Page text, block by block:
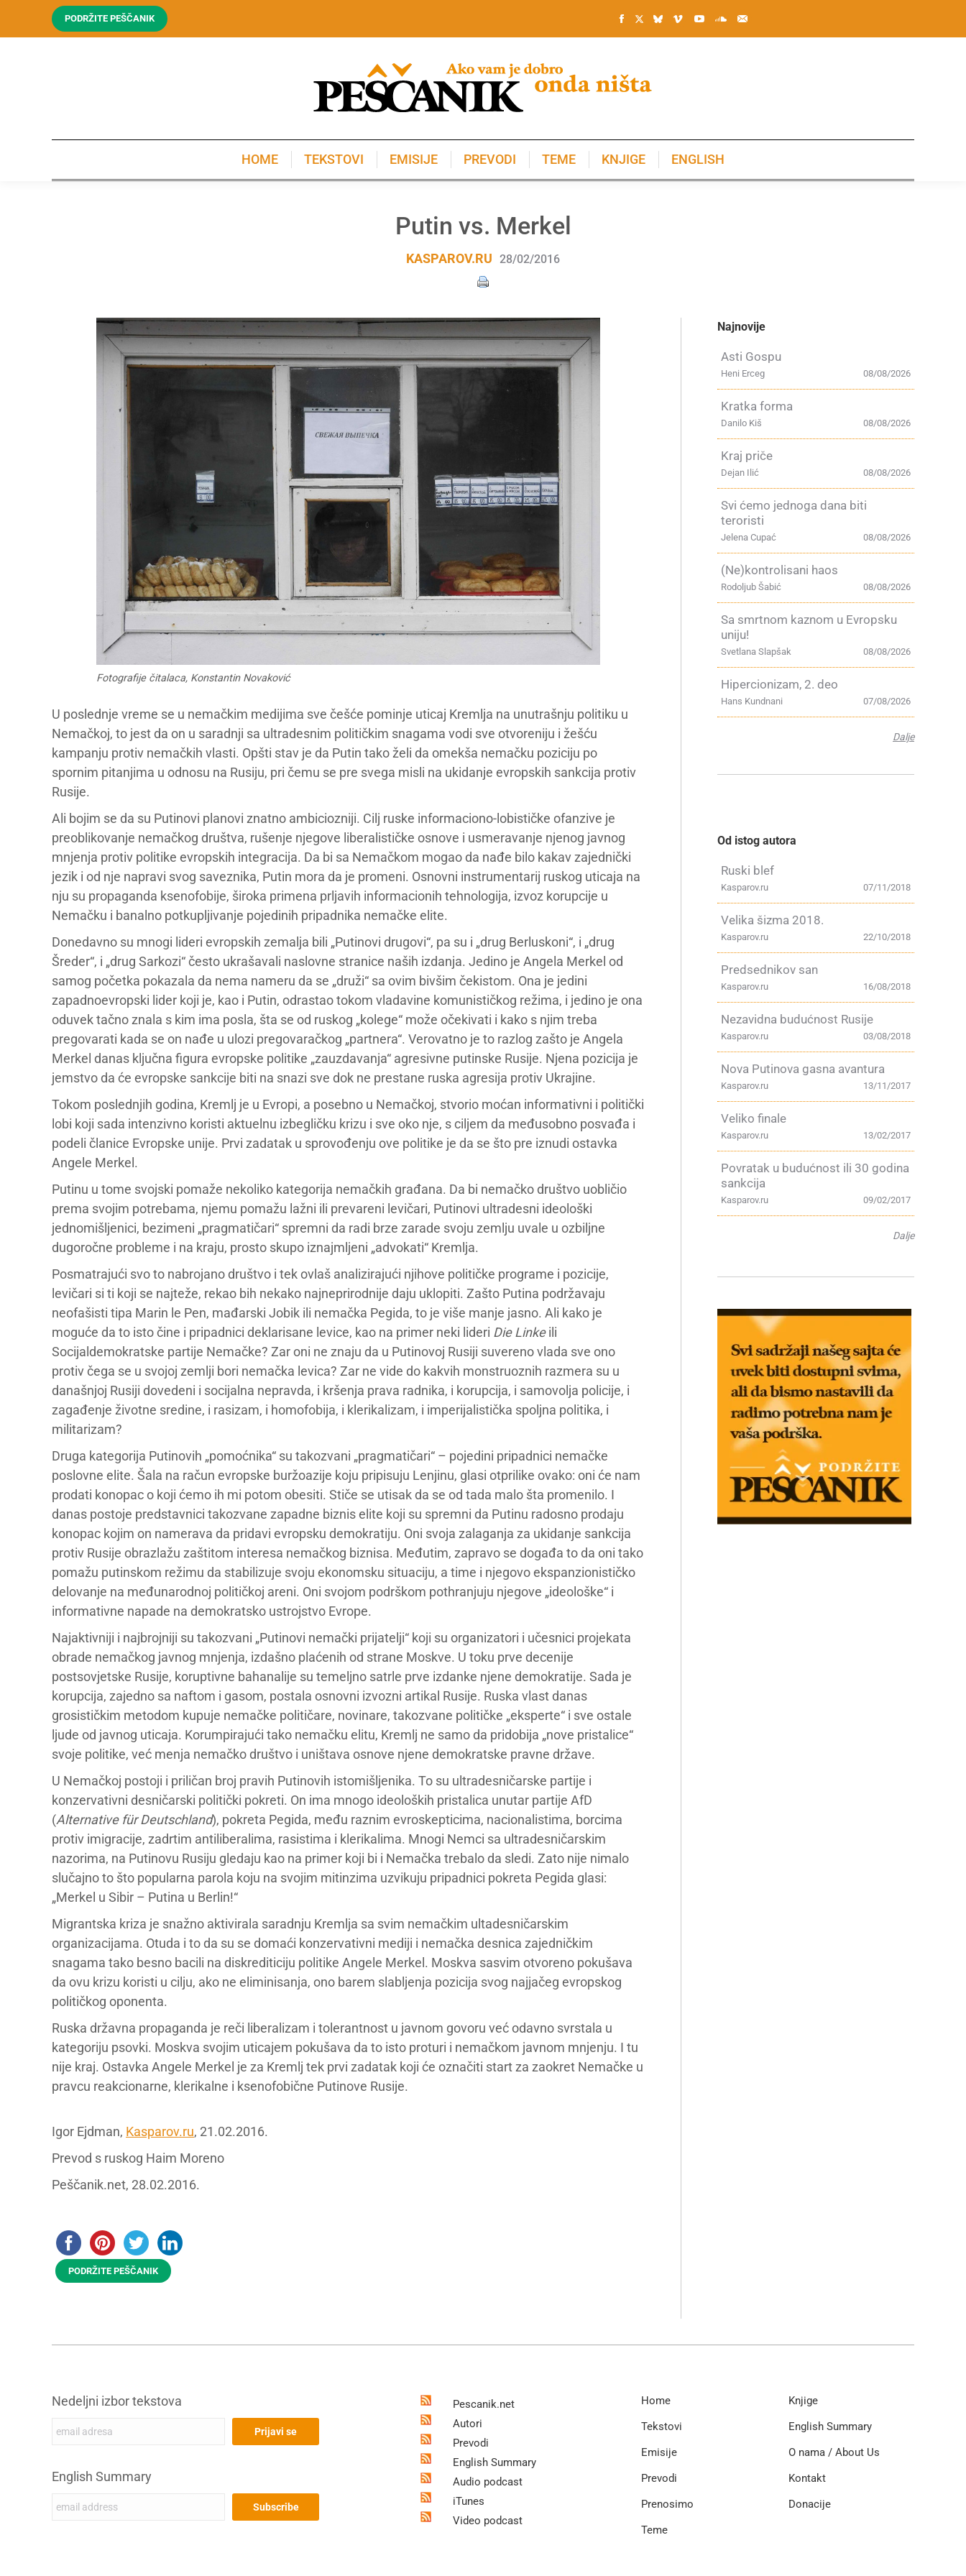
PODRŽITE PEŠČANIK
HOME TEKSTOVI EMISIJE PREVODI TEME KNJIGE ENGLISH
Putin vs. Merkel
KASPAROV.RU 28/02/2016
Fotografije čitalaca, Konstantin Novaković
U poslednje vreme se u nemačkim medijima sve češće pominje uticaj Kremlja na unutrašnju politiku u
Nemačkoj, to jest da on u saradnji sa ultradesnim političkim snagama vodi sve otvoreniju i žešću
kampanju protiv nemačkih vlasti. Opšti stav je da Putin tako želi da omekša nemačku poziciju po
spornim pitanjima u odnosu na Rusiju, pri čemu se pre svega misli na ukidanje evropskih sankcija protiv
Rusije.
Ali bojim se da su Putinovi planovi znatno ambiciozniji. Cilj ruske informaciono-lobističke ofanzive je
preoblikovanje nemačkog društva, rušenje njegove liberalističke osnove i usmeravanje njenog javnog
mnjenja protiv politike evropskih integracija. Da bi sa Nemačkom mogao da nađe bilo kakav zajednički
jezik i od nje napravi svog saveznika, Putin mora da je promeni. Osnovni instrumentarij ruskog uticaja na
nju su propaganda ksenofobije, široka primena prljavih informacionih tehnologija, izvoz korupcije u
Nemačku i banalno potkupljivanje pojedinih pripadnika nemačke elite.
Donedavno su mnogi lideri evropskih zemalja bili „Putinovi drugovi“, pa su i „drug Berluskoni“, i „drug
Šreder“, i „drug Sarkozi“ često ukrašavali naslovne stranice naših izdanja. Jedino je Angela Merkel od
samog početka pokazala da nema nameru da se „druži“ sa ovim bivšim čekistom. Ona je jedini
zapadnoevropski lider koji je, kao i Putin, odrastao tokom vladavine komunističkog režima, i jedino je ona
oduvek tačno znala s kim ima posla, šta se od ruskog „kolege“ može očekivati i kako s njim treba
pregovarati kada se on nađe u ulozi pregovaračkog „partnera“. Verovatno je to razlog zašto je Angela
Merkel danas ključna figura evropske politike „zauzdavanja“ agresivne putinske Rusije. Njena pozicija je
jemstvo da će evropske sankcije biti na snazi sve dok ne prestane ruska agresija protiv Ukrajine.
Tokom poslednjih godina, Kremlj je u Evropi, a posebno u Nemačkoj, stvorio moćan informativni i politički
lobi koji sada intenzivno koristi aktuelnu izbegličku krizu i sve oko nje, s ciljem da međusobno posvađa i
podeli članice Evropske unije. Prvi zadatak u sprovođenju ove politike je da se što pre iznudi ostavka
Angele Merkel.
Putinu u tome svojski pomaže nekoliko kategorija nemačkih građana. Da bi nemačko društvo uobličio
prema svojim potrebama, njemu pomažu lažni ili prevareni levičari, Putinovi ultradesni ideološki
jednomišljenici, bezimeni „pragmatičari“ spremni da radi brze zarade svoju zemlju uvale u ozbiljne
dugoročne probleme i na kraju, prosto skupo iznajmljeni „advokati“ Kremlja.
Posmatrajući svo to nabrojano društvo i tek ovlaš analizirajući njihove političke programe i pozicije,
levičari si ti koji se najteže, rekao bih nekako najneprirodnije daju uklopiti. Zašto Putina podržavaju
neofašisti tipa Marin le Pen, mađarski Jobik ili nemačka Pegida, to je više manje jasno. Ali kako je
moguće da to isto čine i pripadnici deklarisane levice, kao na primer neki lideri Die Linkeili
Socijaldemokratske partije Nemačke? Zar oni ne znaju da u Putinovoj Rusiji suvereno vlada sve ono
protiv čega se u svojoj zemlji bori nemačka levica? Zar ne vide do kakvih monstruoznih razmera su u
današnjoj Rusiji dovedeni i socijalna nepravda, i kršenja prava radnika, i korupcija, i samovolja policije, i
zagađenje životne sredine, i rasizam, i homofobija, i klerikalizam, i imperijalistička spoljna politika, i
militarizam?
Druga kategorija Putinovih „pomoćnika“ su takozvani „pragmatičari“ – pojedini pripadnici nemačke
poslovne elite. Šala na račun evropske buržoazije koju pripisuju Lenjinu, glasi otprilike ovako: oni će nam
prodati konopac o koji ćemo ih mi potom obesiti. Stiče se utisak da se od tada malo šta promenilo. I
danas postoje predstavnici takozvane zapadne biznis elite koji su spremni da Putinu radosno prodaju
konopac kojim on namerava da pridavi evropsku demokratiju. Oni svoja zalaganja za ukidanje sankcija
protiv Rusije obrazlažu zaštitom interesa nemačkog biznisa. Međutim, zapravo se događa to da oni tako
pomažu putinskom režimu da stabilizuje svoju ekonomsku situaciju, a time i njegovo ekspanzionističko
delovanje na međunarodnoj političkoj areni. Oni svojom podrškom pothranjuju njegove „ideološke“ i
informativne napade na demokratsko ustrojstvo Evrope.
Najaktivniji i najbrojniji su takozvani „Putinovi nemački prijatelji“ koji su organizatori i učesnici projekata
obrade nemačkog javnog mnjenja, izdašno plaćenih od strane Moskve. U toku prve decenije
postsovjetske Rusije, koruptivne bahanalije su temeljno satrle prve izdanke njene demokratije. Sada je
korupcija, zajedno sa naftom i gasom, postala osnovni izvozni artikal Rusije. Ruska vlast danas
grosističkim metodom kupuje nemačke političare, novinare, takozvane političke „eksperte“ i sve ostale
ljude od javnog uticaja. Korumpirajući tako nemačku elitu, Kremlj ne samo da pridobija „nove pristalice“
svoje politike, već menja nemačko društvo i uništava osnove njene demokratske pravne države.
U Nemačkoj postoji i priličan broj pravih Putinovih istomišljenika. To su ultradesničarske partije i
konzervativni desničarski politički pokreti. On ima mnogo ideoloških pristalica unutar partije AfD
(Alternative für Deutschland), pokreta Pegida, među raznim evroskepticima, nacionalistima, borcima
protiv imigracije, zadrtim antiliberalima, rasistima i klerikalima. Mnogi Nemci sa ultradesničarskim
nazorima, na Putinovu Rusiju gledaju kao na primer koji bi i Nemačka trebalo da sledi. Zato nije nimalo
slučajno to što popularna parola koju na svojim mitinzima uzvikuju pripadnici pokreta Pegida glasi:
„Merkel u Sibir – Putina u Berlin!“
Migrantska kriza je snažno aktivirala saradnju Kremlja sa svim nemačkim ultadesničarskim
organizacijama. Otuda i to da su se domaći konzervativni mediji i nemačka desnica zajedničkim
snagama tako besno bacili na diskrediticiju politike Angele Merkel. Moskva sasvim otvoreno pokušava
da ovu krizu koristi u cilju, ako ne eliminisanja, ono barem slabljenja pozicija svog najjačeg evropskog
političkog oponenta.
Ruska državna propaganda je reči liberalizam i tolerantnost u javnom govoru već odavno svrstala u
kategoriju psovki. Moskva svojim uticajem pokušava da to isto proturi i nemačkom javnom mnjenju. I tu
nije kraj. Ostavka Angele Merkel je za Kremlj tek prvi zadatak koji će označiti start za zaokret Nemačke u
pravcu reakcionarne, klerikalne i ksenofobične Putinove Rusije.
Igor Ejdman, Kasparov.ru, 21.02.2016.
Prevod s ruskog Haim Moreno
Peščanik.net, 28.02.2016.
PODRŽITE PEŠČANIK
Najnovije
Asti Gospu
08/08/2026
Heni Erceg
Kratka forma
08/08/2026
Danilo Kiš
Kraj priče
08/08/2026
Dejan Ilić
Svi ćemo jednoga dana biti
teroristi
08/08/2026
Jelena Cupać
(Ne)kontrolisani haos
08/08/2026
Rodoljub Šabić
Sa smrtnom kaznom u Evropsku
uniju!
08/08/2026
Svetlana Slapšak
Hipercionizam, 2. deo
07/08/2026
Hans Kundnani
Dalje
Od istog autora
Ruski blef
07/11/2018
Kasparov.ru
Velika šizma 2018.
22/10/2018
Kasparov.ru
Predsednikov san
16/08/2018
Kasparov.ru
Nezavidna budućnost Rusije
03/08/2018
Kasparov.ru
Nova Putinova gasna avantura
13/11/2017
Kasparov.ru
Veliko finale
13/02/2017
Kasparov.ru
Povratak u budućnost ili 30 godina
sankcija
09/02/2017
Kasparov.ru
Dalje
Nedeljni izbor tekstova
English Summary
Pescanik.net
Autori
Prevodi
English Summary
Audio podcast
iTunes
Video podcast
Home
Tekstovi
Emisije
Prevodi
Prenosimo
Teme
Knjige
English Summary
O nama / About Us
Kontakt
Donacije
KNJIGE ENGLISH